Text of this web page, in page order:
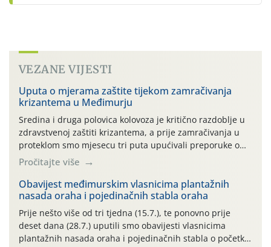
VEZANE VIJESTI
Uputa o mjerama zaštite tijekom zamračivanja
krizantema u Međimurju
Sredina i druga polovica kolovoza je kritično razdoblje u
zdravstvenoj zaštiti krizantema, a prije zamračivanja u
proteklom smo mjesecu tri puta upućivali preporuke o
preventivnim mjerama zaštite krizantema od najčešćih
uzročnika bolesti, štetnika i fito-fagnih grinja (23.7., 14.7.,
06.7.)! Na početku ovog mjeseca je zabilježeno je
povijesno i ekstremno vruće meteorološko razdoblje, uz
najviše temperature […]
Pročitajte više
Obavijest međimurskim vlasnicima plantažnih
nasada oraha i pojedinačnih stabla oraha
Prije nešto više od tri tjedna (15.7.), te ponovno prije
deset dana (28.7.) uputili smo obavijesti vlasnicima
plantažnih nasada oraha i pojedinačnih stabla o početku